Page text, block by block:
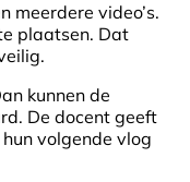
meerdere video’s.
plaatsen. Dat
kunnen de
De docent geeft
volgende vlog